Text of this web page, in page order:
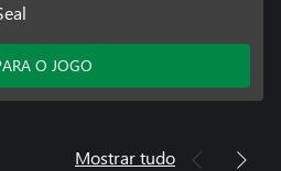
O JOGO
Mostrar tudo